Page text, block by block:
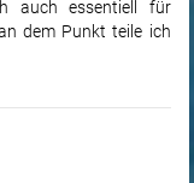
auch essentiell für
dem Punkt teile ich